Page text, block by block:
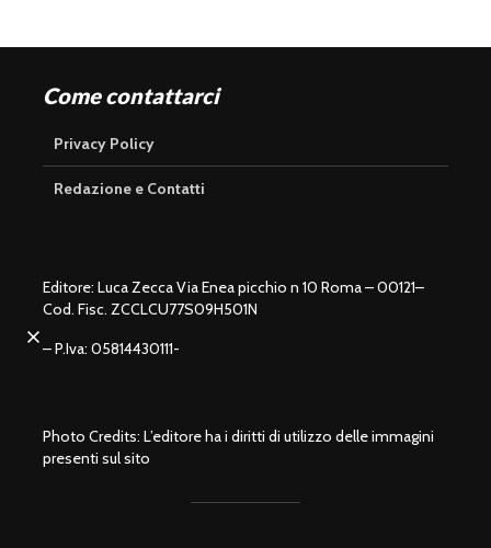
u
a
d
%
Come contattarci
Privacy Policy
Redazione e Contatti
Editore: Luca Zecca Via Enea picchio n 10 Roma – 00121–
Cod. Fisc. ZCCLCU77S09H501N
– P.Iva: 05814430111-
Photo Credits: L’editore ha i diritti di utilizzo delle immagini
presenti sul sito